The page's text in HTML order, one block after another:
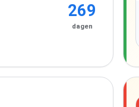
269
dagen